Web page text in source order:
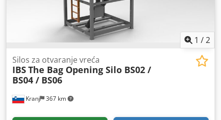
1 /2
Kranj 367 km
Silos za otvaranje vreća
IBSThe Bag Opening Silo BS02 /
BS04 / BS06